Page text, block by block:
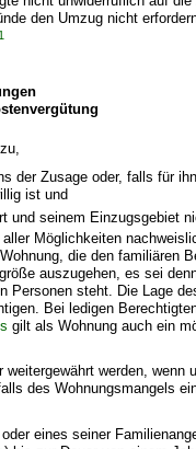
den Umzug nicht
1
der Zusage oder, falls für
ist und
und seinem Einzugsgebiet
Möglichkeiten
die den familiären
auszugehen, es sei
Personen steht. Die Lage
Bei ledigen
gilt als Wohnung auch ein
werden, wenn
des Wohnungsmangels
eines seiner